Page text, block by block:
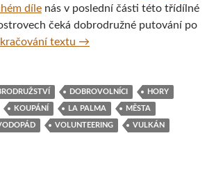
díle nás v poslední části této třídílné
čeká dobrodružné putování po
textu Kanárské ostrovy s
→
DOBROVOLNÍCI HORY
KOUPÁNÍ LA PALMA MĚSTA
VOLUNTEERING VULKÁN